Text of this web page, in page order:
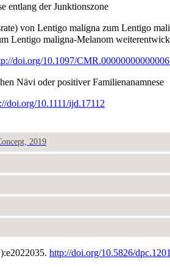
entlang der Junktionszone
von Lentigo maligna zum Lentigo
Lentigo maligna-Melanom
doi.org/10.1097/
Nävi oder positiver Familienanamnese
doi.org/10.1111/ijd.17112
2019
http://doi.org/10.5826/